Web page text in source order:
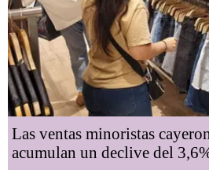
Las ventas minoristas
acumulan un declive del